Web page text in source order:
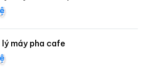
lý máy pha cafe